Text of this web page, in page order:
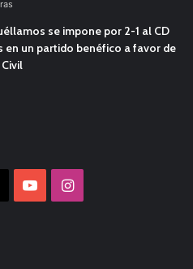
se impone por 2-1 al CD
en un partido benéfico a favor de
YouTubeInstagram